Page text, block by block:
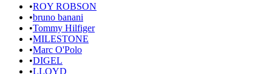
•ROY ROBSON
•bruno banani
•Tommy Hilfiger
•MILESTONE
•Marc O'Polo
•DIGEL
•LLOYD